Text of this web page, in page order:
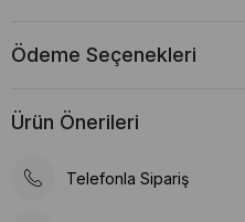
Ödeme Seçenekleri
Ürün Önerileri
Telefonla Sipariş